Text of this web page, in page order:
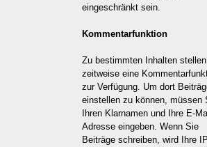
eingeschränkt sein.
Kommentarfunktion
Zu bestimmten Inhalten
zeitweise eine
zur Verfügung. Um dort
einstellen zu können, müssen
Ihren Klarnamen und Ihre E-
Adresse eingeben. Wenn Sie
Beiträge schreiben, wird Ihre